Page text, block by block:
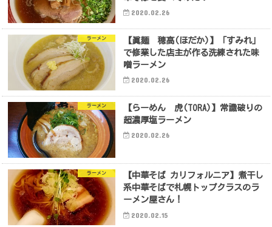
2020.02.26
ラーメン
【眞麺 穂高(ほだか)】「すみれ」
で修業した店主が作る洗練された味
噌ラーメン
2020.02.26
ラーメン
【らーめん 虎(TORA)】常識破りの
超濃厚塩ラーメン
2020.02.26
ラーメン
【中華そば カリフォルニア】煮干し
系中華そばで札幌トップクラスのラ
ーメン屋さん！
2020.02.15